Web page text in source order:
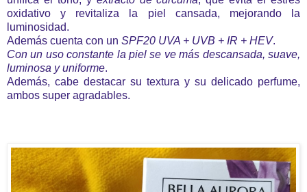
oxidativo y revitaliza la piel cansada, mejorando la
luminosidad.
Además cuenta con un SPF20 UVA + UVB + IR + HEV.
Con un uso constante la piel se ve más descansada, suave,
luminosa y uniforme.
Además, cabe destacar su textura y su delicado perfume,
ambos super agradables.